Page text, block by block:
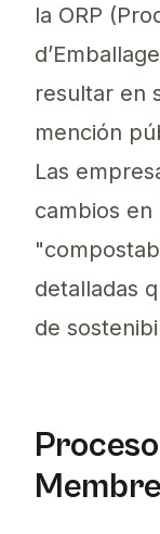
la ORP
resultar en
mención
Las
cambios en
detalladas
de